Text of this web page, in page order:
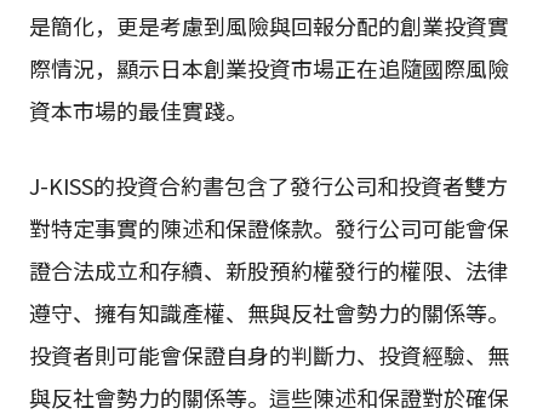
是簡化，更是考慮到風險與回報分配的創業投資實
際情況，顯示日本創業投資市場正在追隨國際風險
資本市場的最佳實踐。
J-KISS的投資合約書包含了發行公司和投資者雙方
對特定事實的陳述和保證條款。發行公司可能會保
證合法成立和存續、新股預約權發行的權限、法律
遵守、擁有知識產權、無與反社會勢力的關係等。
投資者則可能會保證自身的判斷力、投資經驗、無
與反社會勢力的關係等。這些陳述和保證對於確保